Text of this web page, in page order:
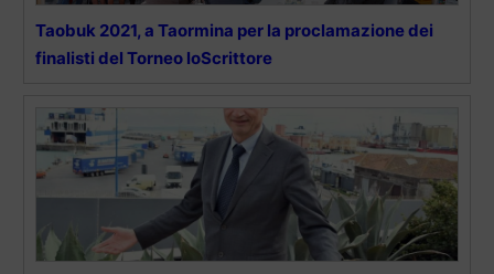
Taobuk 2021, a Taormina per la proclamazione dei
finalisti del Torneo loScrittore